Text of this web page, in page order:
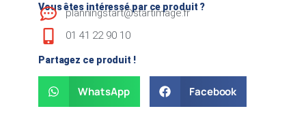
Vous êtes intéressé par ce produit ?
planningstart@startimage.fr
01 41 22 90 10
Partagez ce produit !
WhatsApp Facebook